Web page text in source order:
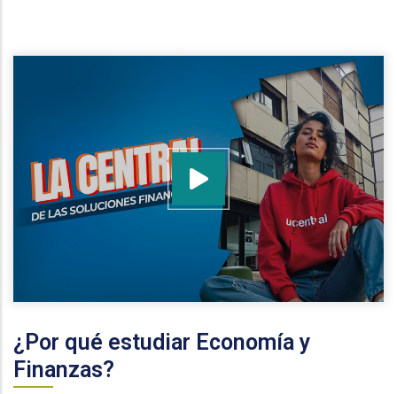
¿Por qué estudiar Economía y
Finanzas?